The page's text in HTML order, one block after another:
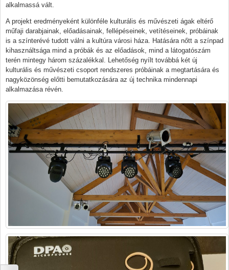
alkalmassá vált.
A projekt eredményeként különféle kulturális és művészeti ágak eltérő
műfaji darabjainak, előadásainak, fellépéseinek, vetítéseinek, próbáinak
is a színterévé tudott válni a kultúra városi háza. Hatására nőtt a színpad
kihasználtsága mind a próbák és az előadások, mind a látogatószám
terén mintegy három százalékkal. Lehetőség nyílt továbbá két új
kulturális és művészeti csoport rendszeres próbáinak a megtartására és
nagyközönség előtti bemutatkozására az új technika mindennapi
alkalmazása révén.